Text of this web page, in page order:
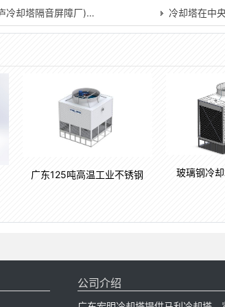
冷却塔隔音屏障厂)…
冷却塔在中
广东125吨高温工业不锈钢
玻璃钢冷
公司介绍